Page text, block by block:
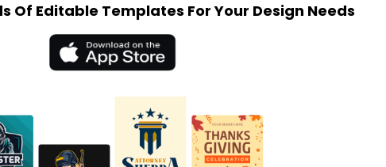
Of Editable Templates For Your Design Needs